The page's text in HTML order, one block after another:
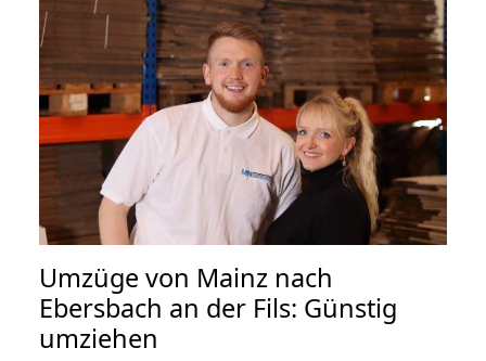
Umzüge von Mainz nach
Ebersbach an der Fils: Günstig
umziehen